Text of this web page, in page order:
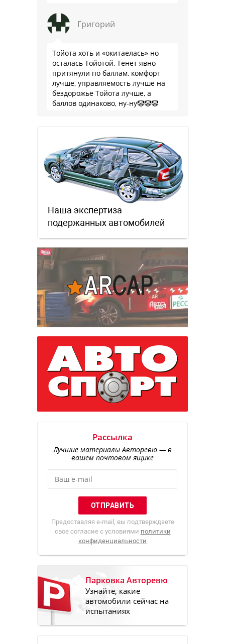
Григорий
Тойота хоть и «окитаелась» но
осталась Тойотой, Тенет явно
притянули по баллам, комфорт
лучше, управляемость лучше на
бездорожье Тойота лучше, а
баллов одинаково, ну-ну🤡🤡🤡
Наша экспертиза
подержанных автомобилей
Рассылка
Лучшие материалы Авторевю — в
вашем почтовом ящике
Предоставляя e-mail, вы подтверждаете
свое согласие с условиями политики
конфиденциальности
Парковка Авторевю
Узнайте, какие
автомобили сейчас на
испытаниях